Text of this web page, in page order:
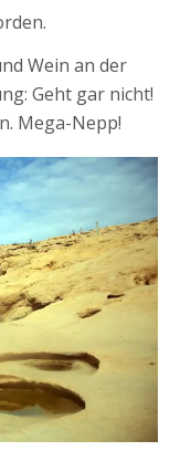
Wein an der
Geht gar nicht!
Mega-Nepp!